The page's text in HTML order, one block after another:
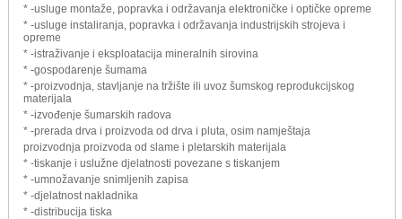
* -usluge montaže, popravka i održavanja elektroničke i optičke opreme
* -usluge instaliranja, popravka i održavanja industrijskih strojeva i
opreme
* -istraživanje i eksploatacija mineralnih sirovina
* -gospodarenje šumama
* -proizvodnja, stavljanje na tržište ili uvoz šumskog reprodukcijskog
materijala
* -izvođenje šumarskih radova
* -prerada drva i proizvoda od drva i pluta, osim namještaja
proizvodnja proizvoda od slame i pletarskih materijala
* -tiskanje i uslužne djelatnosti povezane s tiskanjem
* -umnožavanje snimljenih zapisa
* -djelatnost nakladnika
* -distribucija tiska